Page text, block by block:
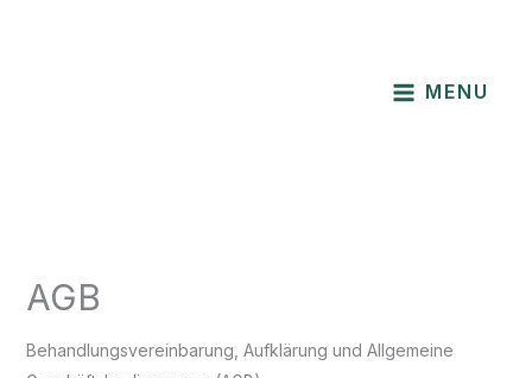
MENU
AGB
Behandlungsvereinbarung, Aufklärung und Allgemeine